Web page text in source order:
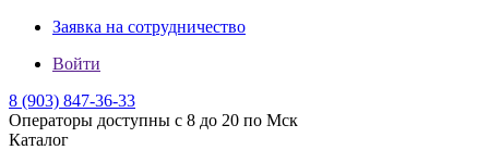
Заявка на сотрудничество
Войти
8 (903) 847-36-33
Операторы доступны с 8 до 20 по Мск
Каталог